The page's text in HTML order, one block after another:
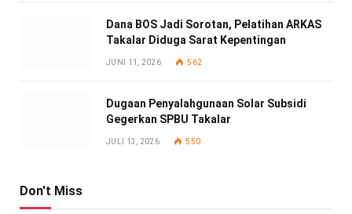
Dana BOS Jadi Sorotan, Pelatihan ARKAS
Takalar Diduga Sarat Kepentingan
JUNI 11, 2026 562
Dugaan Penyalahgunaan Solar Subsidi
Gegerkan SPBU Takalar
JULI 13, 2026 550
Don't Miss